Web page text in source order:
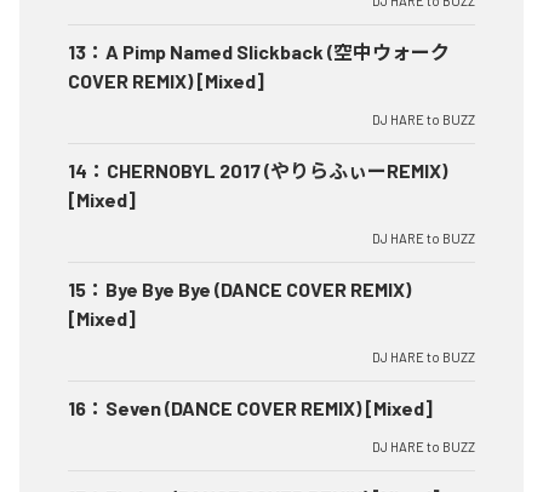
13 ： A Pimp Named Slickback (空中ウォーク
COVER REMIX) [Mixed]
DJ HARE to BUZZ
14 ： CHERNOBYL 2017 (やりらふぃーREMIX)
[Mixed]
DJ HARE to BUZZ
15 ： Bye Bye Bye (DANCE COVER REMIX)
[Mixed]
DJ HARE to BUZZ
16 ： Seven (DANCE COVER REMIX) [Mixed]
DJ HARE to BUZZ